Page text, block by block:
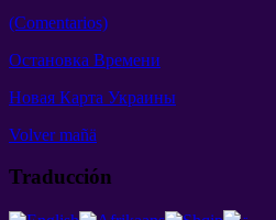
(Comentarios)
Остановка Времени
Новая Карта Украины
Volver mañä
Traducción